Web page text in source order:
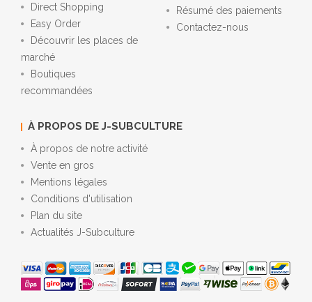
Direct Shopping
Easy Order
Découvrir les places de
marché
Boutiques
recommandées
Résumé des paiements
Contactez-nous
À PROPOS DE J-SUBCULTURE
À propos de notre activité
Vente en gros
Mentions légales
Conditions d'utilisation
Plan du site
Actualités J-Subculture